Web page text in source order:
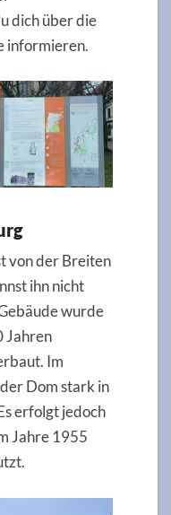
dich über die
informieren.
von der Breiten
ihn nicht
wurde
Jahren
Im
Dom stark in
erfolgt jedoch
Jahre 1955